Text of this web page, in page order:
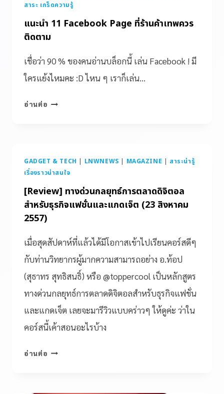
สาระ เกร็ดความรู้
แนะนำ 11 Facebook Page ที่ร้านค้าเทพควร
ติดตาม
เชื่อว่า 90 % ของคนอ่านบล็อกนี้ เล่น Facebook ! มี
ใครแย้งไหมคะ :D ไหน ๆ เราก็เล่น…
อ่านต่อ
GADGET & TECH | LNWNEWS | MAGAZINE | สาระน่ารู้
เรื่องราวน่าสนใจ
[Review] ทางด่วนกลยุทธ์การตลาดดิจิตอล
สำหรับธุรกิจแฟชั่นและแกดเจ็ต (23 สิงหาคม
2557)
เมื่อสุดสัปดาห์ที่แล้วได้มีโอกาสเข้าไปเรียนคอร์สดีๆ
กับท่านวิทยากรผู้มากความสามารถอย่าง อ.ท้อป
(สุธาทร สุทธิสนธิ์) หรือ @toppercool เป็นหลักสูตร
ทางด่วนกลยุทธ์การตลาดดิจิตอลสำหรับธุรกิจแฟชั่น
และแกดเจ็ต เลยจะมารีวิวแบบคร่าวๆ ให้ดูค่ะ ว่าใน
คอร์สนี้เค้าสอนอะไรบ้าง
อ่านต่อ